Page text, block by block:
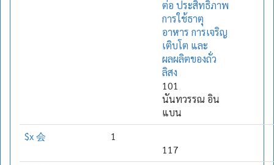
ต่อ ประสิทธิภาพ
การใช้ธาตุ
อาหาร การเจริญ
เติบโต และ
ผลผลิตของถั่ว
ลิสง
101
นันทวรรณ อิน
แบน
$x 会
1
117